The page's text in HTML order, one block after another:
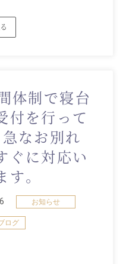
体制で寝台
付を行って
急なお別れ
ぐに対応い
。
お知らせ
ログ